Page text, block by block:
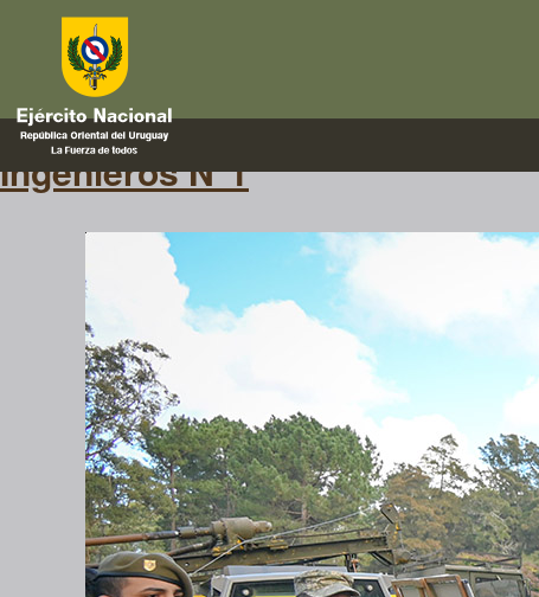
Unidades
Visita de la Comisión de
Ingenieros N°1